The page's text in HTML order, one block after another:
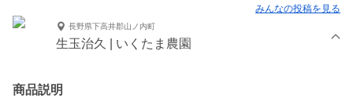
みんなの投稿を見る
長野県下高井郡山ノ内町
生玉治久 | いくたま農園
商品説明